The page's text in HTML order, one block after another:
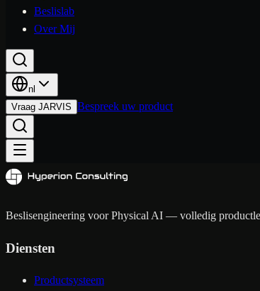
Beslislab
Over Mij
nl
Vraag JARVIS Bespreek uw product
Beslisengineering voor Physical AI — volledig
Diensten
Productsysteem